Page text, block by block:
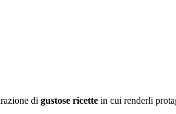
di gustose ricette in cui renderli